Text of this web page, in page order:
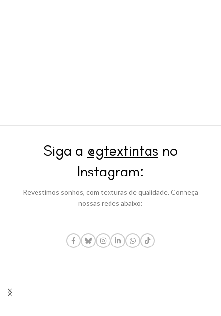
Siga a @gtextintas no
Instagram:
Revestimos sonhos, com texturas de qualidade. Conheça
nossas redes abaixo: